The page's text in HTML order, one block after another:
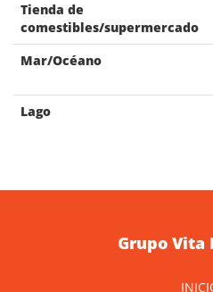
Tienda de
comestibles/supermercado
Mar/Océano
Lago
Grupo Vita